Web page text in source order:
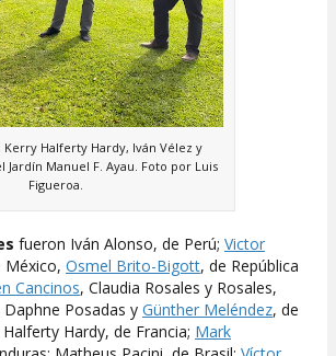
Kerry Halferty Hardy, Iván Vélez y
Jardín Manuel F. Ayau. Foto por Luis
Figueroa.
fueron Iván Alonso, de Perú; Victor
México, Osmel Brito-Bigott, de República
Cancinos, Claudia Rosales y Rosales,
Daphne Posadas y Günther Meléndez, de
Hardy, de Francia; Mark